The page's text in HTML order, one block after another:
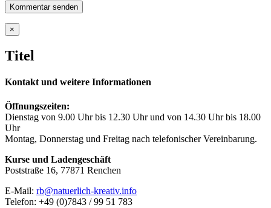
Close
product
view
×
Titel
Kontakt und weitere Informationen
Öffnungszeiten:
Dienstag von 9.00 Uhr bis 12.30 Uhr und von 14.30 Uhr bis 18.00
Uhr
Montag, Donnerstag und Freitag nach telefonischer Vereinbarung.
Kurse und Ladengeschäft
Poststraße 16, 77871 Renchen
E-Mail: rb@natuerlich-kreativ.info
Telefon: +49 (0)7843 / 99 51 783